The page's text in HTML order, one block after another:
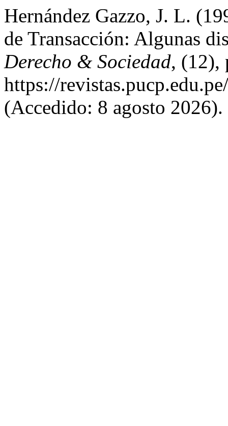
Hernández Gazzo, J. L.
de Transacción: Algunas
Derecho & Sociedad, (12),
https://
(Accedido: 8 agosto 2026).